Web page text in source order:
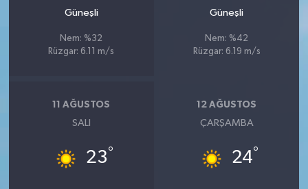
Güneşli
Nem: %32
Rüzgar: 6.11 m/s
Güneşli
Nem: %42
Rüzgar: 6.19 m/s
11 AĞUSTOS
SALI
23°
12 AĞUSTOS
ÇARŞAMBA
24°